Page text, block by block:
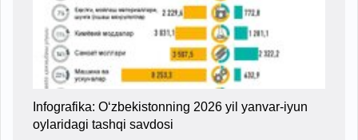
Infografika: O‘zbekistonning 2026 yil yanvar-iyun
oylaridagi tashqi savdosi